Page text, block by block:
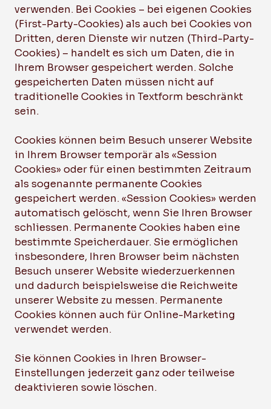
verwenden. Bei Cookies – bei eigenen Cookies
(First-Party-Cookies) als auch bei Cookies von
Dritten, deren Dienste wir nutzen (Third-Party-
Cookies) – handelt es sich um Daten, die in
Ihrem Browser gespeichert werden. Solche
gespeicherten Daten müssen nicht auf
traditionelle Cookies in Textform beschränkt
sein.
Cookies können beim Besuch unserer Website
in Ihrem Browser temporär als «Session
Cookies» oder für einen bestimmten Zeitraum
als sogenannte permanente Cookies
gespeichert werden. «Session Cookies» werden
automatisch gelöscht, wenn Sie Ihren Browser
schliessen. Permanente Cookies haben eine
bestimmte Speicherdauer. Sie ermöglichen
insbesondere, Ihren Browser beim nächsten
Besuch unserer Website wiederzuerkennen
und dadurch beispielsweise die Reichweite
unserer Website zu messen. Permanente
Cookies können auch für Online-Marketing
verwendet werden.
Sie können Cookies in Ihren Browser-
Einstellungen jederzeit ganz oder teilweise
deaktivieren sowie löschen.